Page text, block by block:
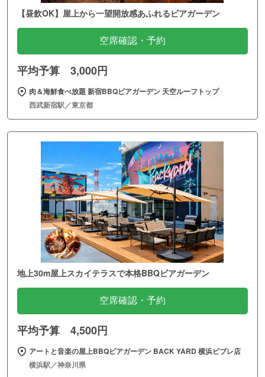
【昼飲OK】屋上から一望開放感あふれるビアガーデン
空席確認・予約
平均予算 3,000円
肉＆海鮮食べ放題 新宿BBQビアガーデン 天空ルーフトップ
西武新宿駅／東京都
地上30m屋上スカイテラスで本格BBQビアガーデン
空席確認・予約
平均予算 4,500円
アートと音楽の屋上BBQビアガーデン BACK YARD 横浜ビブレ店
横浜駅／神奈川県